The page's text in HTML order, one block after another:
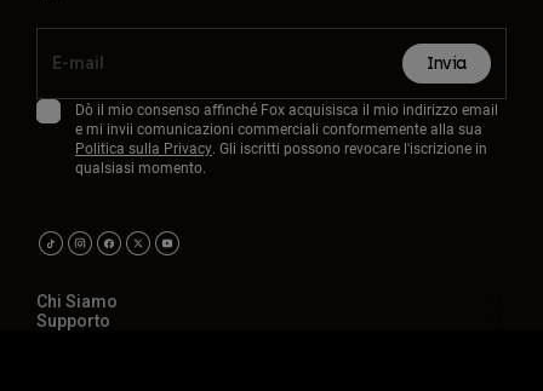
Invia
Dò il mio consenso affinché Fox acquisisca il mio indirizzo email
e mi invii comunicazioni commerciali conformemente alla sua
Politica sulla Privacy. Gli iscritti possono revocare l'iscrizione in
qualsiasi momento.
Chi Siamo
Supporto